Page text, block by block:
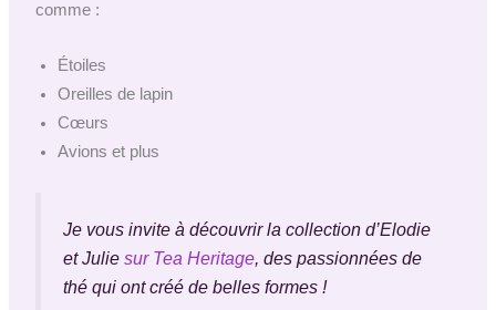
comme :
Étoiles
Oreilles de lapin
Cœurs
Avions et plus
Je vous invite à découvrir la collection d’Elodie
et Julie sur Tea Heritage, des passionnées de
thé qui ont créé de belles formes !